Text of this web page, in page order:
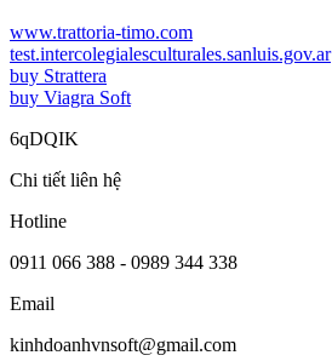
www.trattoria-timo.com
test.intercolegialesculturales.sanluis.gov.ar
buy Strattera
buy Viagra Soft
6qDQIK
Chi tiết liên hệ
Hotline
0911 066 388 - 0989 344 338
Email
kinhdoanhvnsoft@gmail.com